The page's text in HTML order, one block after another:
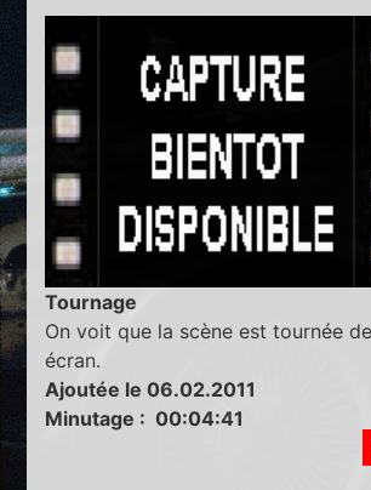
Tournage
On voit que la scène est tournée
écran.
Ajoutée le 06.02.2011
Minutage : 00:04:41